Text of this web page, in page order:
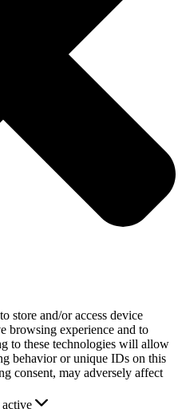
store and/or access device
browsing experience and to
to these technologies will allow
behavior or unique IDs on this
consent, may adversely affect